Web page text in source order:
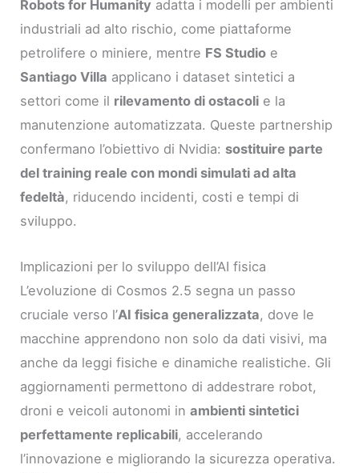
Robots for Humanity adatta i modelli per ambienti
industriali ad alto rischio, come piattaforme
petrolifere o miniere, mentre FS Studio e
Santiago Villa applicano i dataset sintetici a
settori come il rilevamento di ostacoli e la
manutenzione automatizzata. Queste partnership
confermano l’obiettivo di Nvidia: sostituire parte
del training reale con mondi simulati ad alta
fedeltà, riducendo incidenti, costi e tempi di
sviluppo.
Implicazioni per lo sviluppo dell’AI fisica
L’evoluzione di Cosmos 2.5 segna un passo
cruciale verso l’AI fisica generalizzata, dove le
macchine apprendono non solo da dati visivi, ma
anche da leggi fisiche e dinamiche realistiche. Gli
aggiornamenti permettono di addestrare robot,
droni e veicoli autonomi inambienti sintetici
perfettamente replicabili, accelerando
l’innovazione e migliorando la sicurezza operativa.